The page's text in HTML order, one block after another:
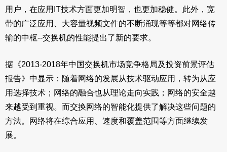
用户，在应用IT技术方面更加明智，也更加稳健。此外，宽
带的广泛应用、大容量视频文件的不断涌现等等都对网络传
输的中枢--交换机的性能提出了新的要求。
据《2013-2018年中国交换机市场竞争格局及投资前景评估
报告》中显示：随着网络的发展从技术驱动应用，转为从应
用选择技术；网络的融合也从理论走向实践；网络的安全越
来越受到重视。而交换网络的智能化提供了解决这些问题的
方法。网络将在综合应用、速度和覆盖范围等方面继续发
展。